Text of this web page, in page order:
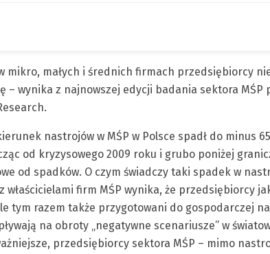
mikro, małych i średnich firmach przedsiębiorcy
– wynika z najnowszej edycji badania sektora MŚP
nastrojów w MŚP w Polsce spadł do minus
od kryzysowego 2009 roku i grubo poniżej
od spadków. O czym świadczy taki spadek w
właścicielami firm MŚP wynika, że przedsiębiorcy
tym razem także przygotowani do gospodarczej
na obroty „negatywne scenariusze” w
przedsiębiorcy sektora MŚP – mimo